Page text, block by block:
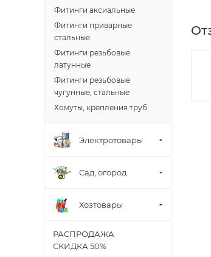
•
•
Фитинги аксиальные
Фитинги приварные
стальные
Фитинги резьбовые
латунные
Фитинги резьбовые
чугунные, стальные
Хомуты, крепления труб
Электротовары
Сад, огород
Хозтовары
РАСПРОДАЖА
СКИДКА 50%